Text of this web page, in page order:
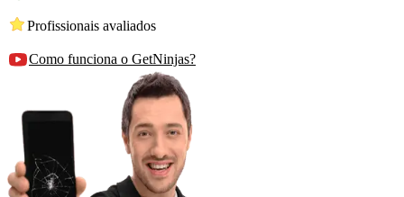
Profissionais avaliados
Como funciona o GetNinjas?